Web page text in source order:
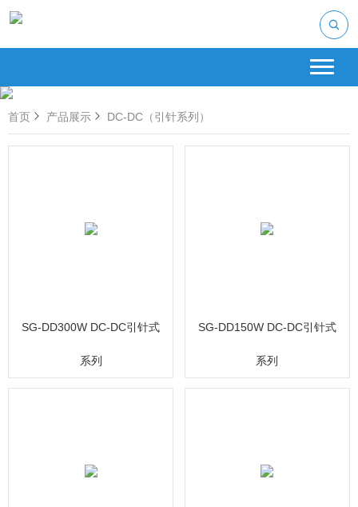
首页 产品展示 DC-DC（引针系列）
SG-DD300W DC-DC引针式
系列
SG-DD150W DC-DC引针式
系列